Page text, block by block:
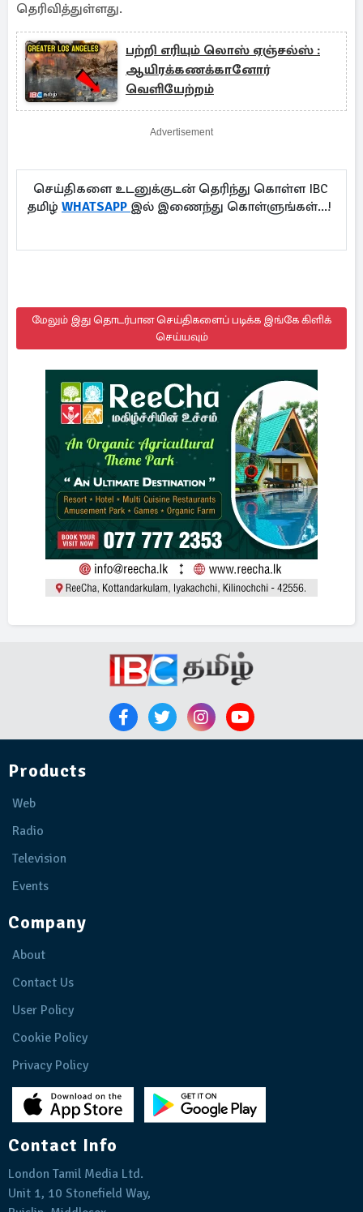
தெரிவித்துள்ளது.
பற்றி எரியும் லொஸ் ஏஞ்சல்ஸ் :
ஆயிரக்கணக்கானோர்
வெளியேற்றம்
Advertisement
செய்திகளை உடனுக்குடன் தெரிந்து கொள்ள IBC
தமிழ் WHATSAPP இல் இணைந்து கொள்ளுங்கள்...!
மேலும் இது தொடர்பான செய்திகளைப் படிக்க இங்கே கிளிக்
செய்யவும்
Products
Web
Radio
Television
Events
Company
About
Contact Us
User Policy
Cookie Policy
Privacy Policy
Contact Info
London Tamil Media Ltd.
Unit 1, 10 Stonefield Way,